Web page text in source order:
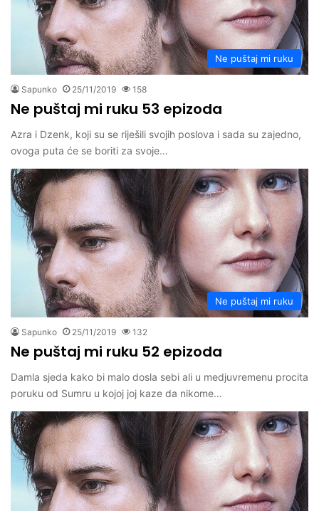
Ne puštaj mi ruku
Sapunko 25/11/2019 158
Ne puštaj mi ruku 53 epizoda
Azra i Dzenk, koji su se riješili svojih poslova i sada su zajedno,
ovoga puta će se boriti za svoje…
Ne puštaj mi ruku
Sapunko 25/11/2019 132
Ne puštaj mi ruku 52 epizoda
Damla sjeda kako bi malo dosla sebi ali u medjuvremenu procita
poruku od Sumru u kojoj joj kaze da nikome…